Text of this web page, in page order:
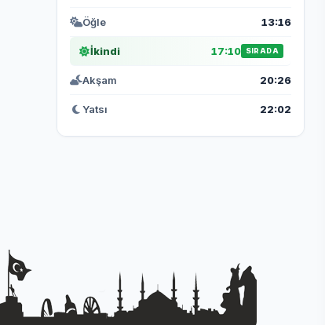
Öğle 13:16
İkindi 17:10 SIRADA
Akşam 20:26
Yatsı 22:02